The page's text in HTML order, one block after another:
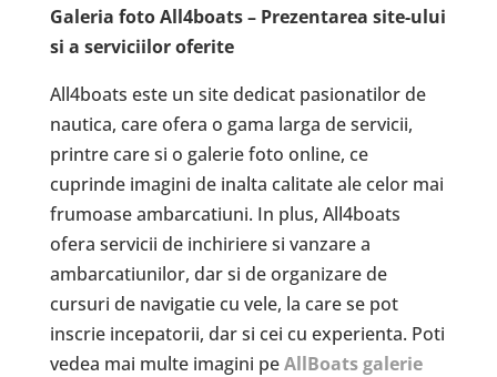
Galeria foto All4boats – Prezentarea site-ului
si a serviciilor oferite
All4boats este un site dedicat pasionatilor de
nautica, care ofera o gama larga de servicii,
printre care si o galerie foto online, ce
cuprinde imagini de inalta calitate ale celor mai
frumoase ambarcatiuni. In plus, All4boats
ofera servicii de inchiriere si vanzare a
ambarcatiunilor, dar si de organizare de
cursuri de navigatie cu vele, la care se pot
inscrie incepatorii, dar si cei cu experienta. Poti
vedea mai multe imagini peAllBoats galerie